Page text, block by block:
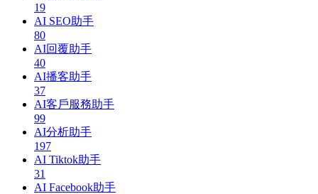
19
AI SEO助手
80
AI回覆助手
40
AI播客助手
37
AI客戶服務助手
99
AI分析助手
197
AI Tiktok助手
31
AI Facebook助手